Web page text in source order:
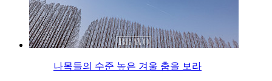
나목들의 수준 높은 겨울 춤을 보라